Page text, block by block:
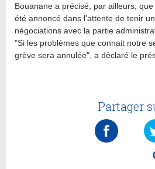
Bouanane a précisé, par ailleurs,
été annoncé dans l'attente de tenir
négociations avec la partie
"Si les problèmes que connait notre
grève sera annulée", a déclaré le
Partager